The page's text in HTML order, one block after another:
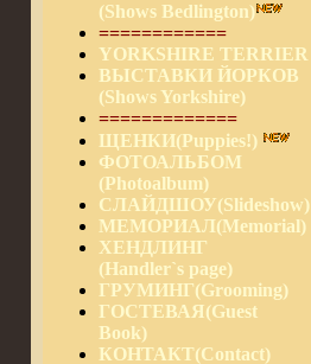
(Shows Bedlington)
============
YORKSHIRE TERRIER
ВЫСТАВКИ ЙОРКОВ
(Shows Yorkshire)
=============
ЩЕНКИ(Puppies!)
ФОТОАЛЬБОМ
(Photoalbum)
СЛАЙДШОУ(Slideshow)
МЕМОРИАЛ(Memorial)
ХЕНДЛИНГ
(Handler`s page)
ГРУМИНГ(Grooming)
ГОСТЕВАЯ(Guest
Book)
КОНТАКТ(Contact)